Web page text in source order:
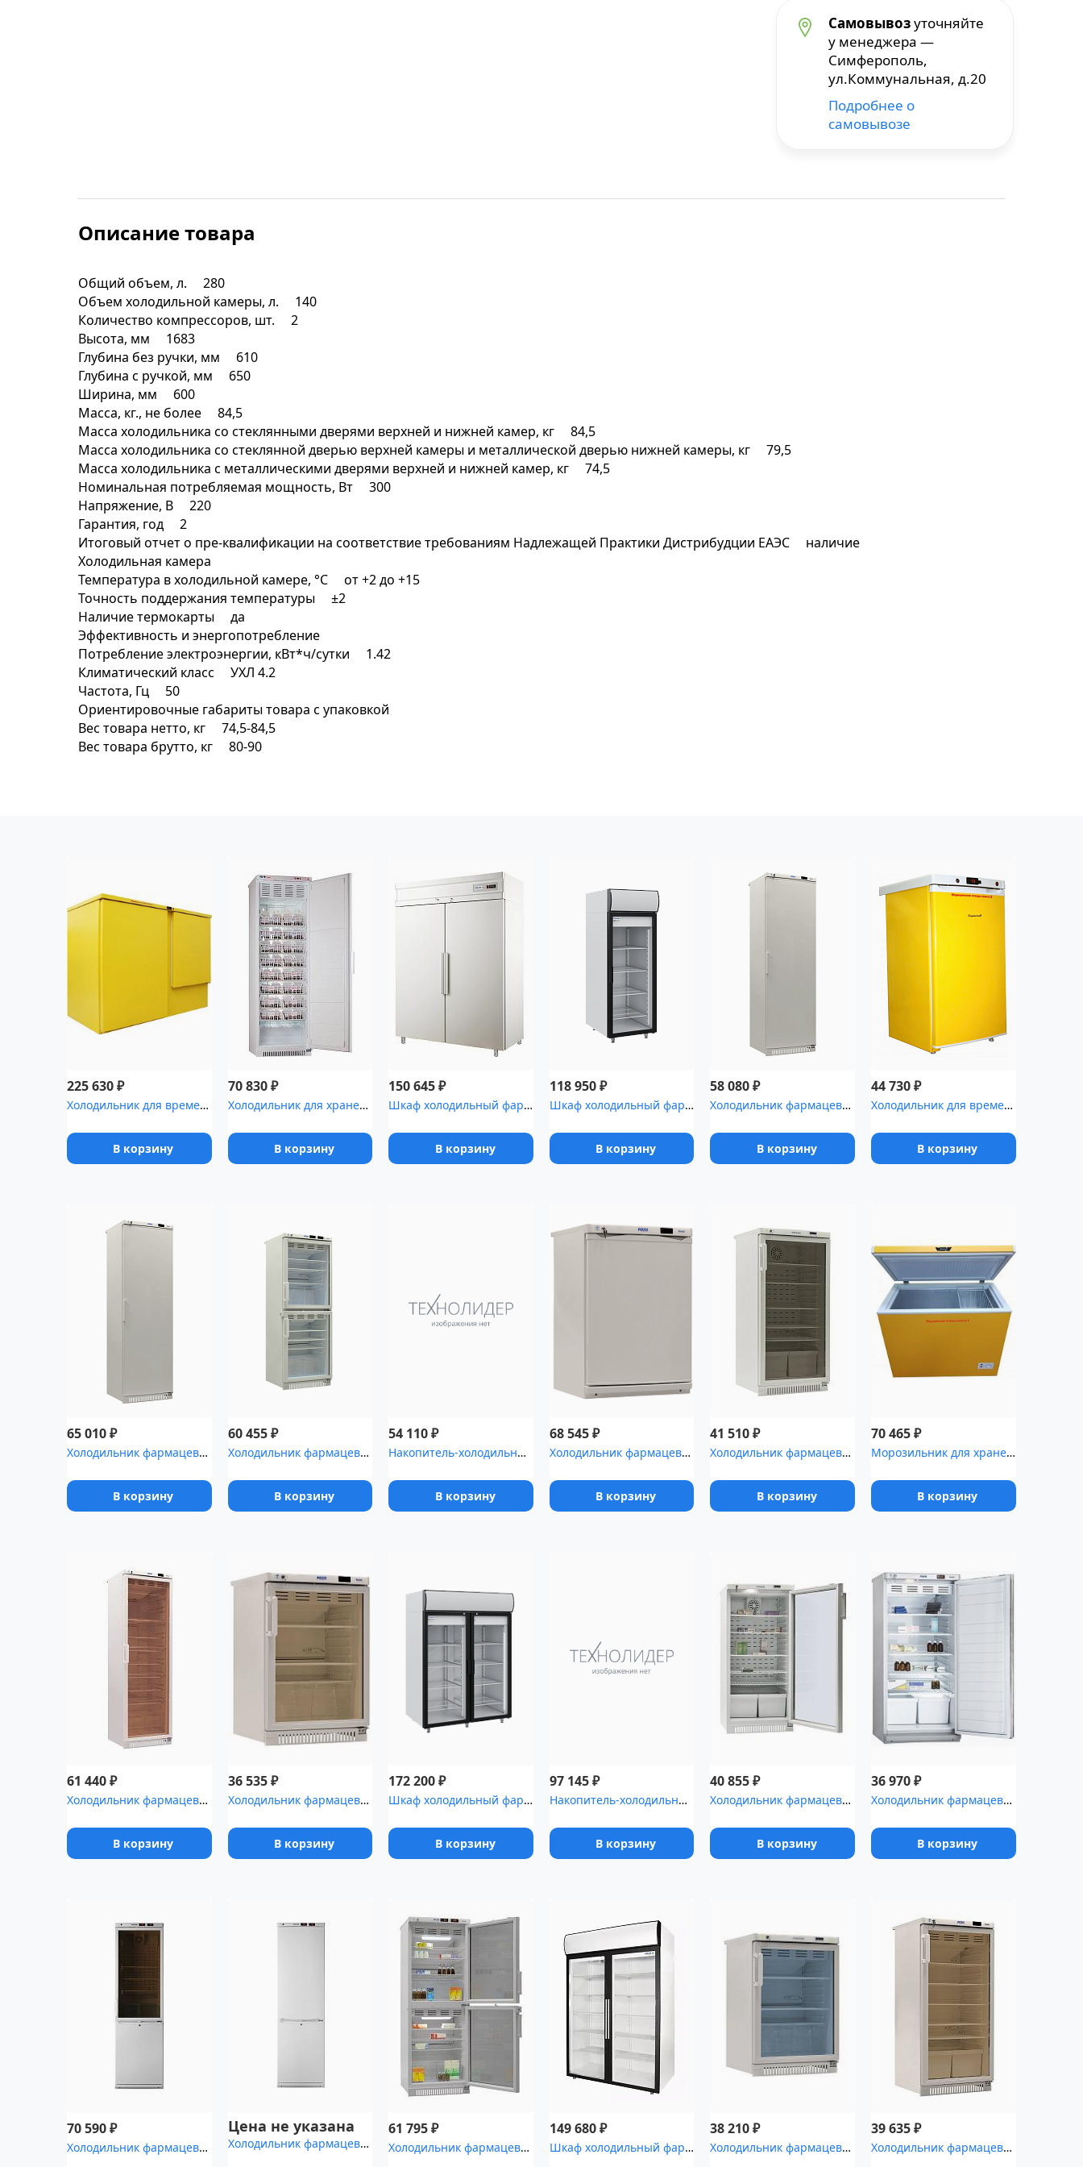
Самовывозуточняйте
у менеджера —
Симферополь,
ул.Коммунальная, д.20
Подробнее о
самовывозе
Описание товара
Общий объем, л. 280
Объем холодильной камеры, л. 140
Количество компрессоров, шт. 2
Высота, мм 1683
Глубина без ручки, мм 610
Глубина с ручкой, мм 650
Ширина, мм 600
Масса, кг., не более 84,5
Масса холодильника со стеклянными дверями верхней и нижней камер, кг 84,5
Масса холодильника со стеклянной дверью верхней камеры и металлической дверью нижней камеры, кг 79,5
Масса холодильника с металлическими дверями верхней и нижней камер, кг 74,5
Номинальная потребляемая мощность, Вт 300
Напряжение, В 220
Гарантия, год 2
Итоговый отчет о пре-квалификации на соответствие требованиям Надлежащей Практики Дистрибудции ЕАЭС наличие
Холодильная камера
Температура в холодильной камере, °C от +2 до +15
Точность поддержания температуры ±2
Наличие термокарты да
Эффективность и энергопотребление
Потребление электроэнергии, кВт*ч/сутки 1.42
Климатический класс УХЛ 4.2
Частота, Гц 50
Ориентировочные габариты товара с упаковкой
Вес товара нетто, кг 74,5-84,5
Вес товара брутто, кг 80-90
225 630₽
Холодильник для временного хранения медицинских отходов Саратов-5...
В корзину
70 830₽
Холодильник для хранения крови Pozis ХК-400-1
В корзину
150 645₽
Шкаф холодильный фармацевтический Polair ШХФ-1,4 с металлическими...
В корзину
118 950₽
Шкаф холодильный фармацевтический Polair ШХФ-0,7ДС со стеклянной ...
В корзину
58 080₽
Холодильник фармацевтический Pozis ХФ-400-2 с металлической дверь...
В корзину
44 730₽
Холодильник для временного хранения медицинских отходов Саратов-5...
В корзину
65 010₽
Холодильник фармацевтический Pozis ХФ-400-5(ТС) с тонированной ст...
В корзину
60 455₽
Холодильник фармацевтический Pozis ХФД-280(ТС) с тонированной сте...
В корзину
54 110₽
Накопитель-холодильник для временного хранения медицинских отходо...
В корзину
68 545₽
Холодильник фармацевтический Pozis ХЛ-340-1 с металлическими двер...
В корзину
41 510₽
Холодильник фармацевтический Pozis ХФ-250-5(ТС) с тонированной ст...
В корзину
70 465₽
Морозильник для хранения медицинских отходов Саратов-601М
В корзину
61 440₽
Холодильник фармацевтический Pozis ХФ-400-3(ТС) с тонированной ст...
В корзину
36 535₽
Холодильник фармацевтический Pozis ХФ-140-1(ТС) с тонированной ст...
В корзину
172 200₽
Шкаф холодильный фармацевтический Polair ШХФ-1,4ДС со стеклянными...
В корзину
97 145₽
Накопитель-холодильник для временного хранения медицинских отходо...
В корзину
40 855₽
Холодильник фармацевтический Pozis ХФ-250-5 со стеклянной дверью ...
В корзину
36 970₽
Холодильник фармацевтический Pozis ХФ-250-2
В корзину
70 590₽
Холодильник фармацевтический Pozis ХЛ-340-1(ТС) с тонированной ст...
Цена не указана
Холодильник фармацевтический Pozis ХЛ-340
61 795₽
Холодильник фармацевтический Pozis ХФД-280(ТС) с тонированными дв...
149 680₽
Шкаф холодильный фармацевтический Polair ШХФ-1,0ДС со стеклянной ...
38 210₽
Холодильник фармацевтический POZIS ХФ-140-3
39 635₽
Холодильник фармацевтический Pozis ХФ-250-3(ТС) с тонированной ст...
Шуруповерты и электроотвертки
Электролобзики
Электрорубанки
Инверторы